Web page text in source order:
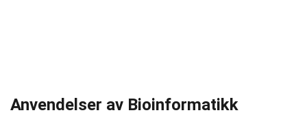
Anvendelser av Bioinformatikk